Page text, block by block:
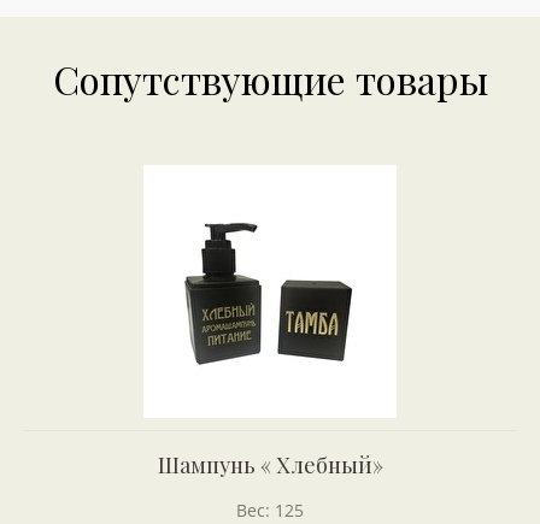
Сопутствующие товары
Шампунь « Хлебный»
Вес: 125